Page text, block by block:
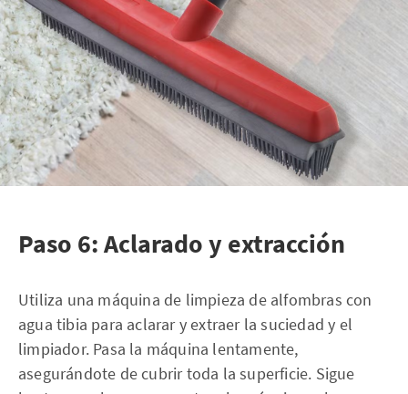
Paso 6: Aclarado y extracción
Utiliza una máquina de limpieza de alfombras con
agua tibia para aclarar y extraer la suciedad y el
limpiador. Pasa la máquina lentamente,
asegurándote de cubrir toda la superficie. Sigue